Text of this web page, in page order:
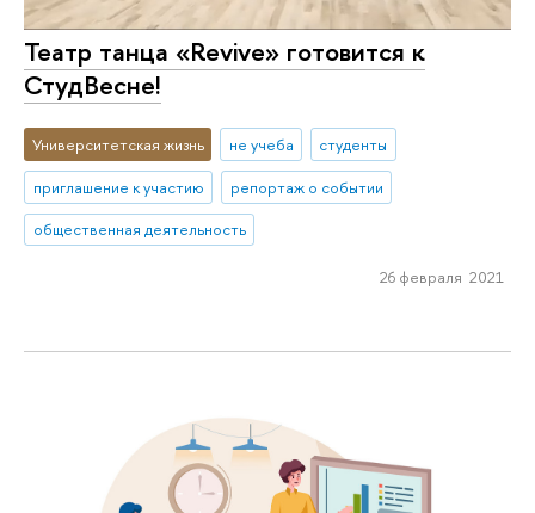
Театр танца «Revive» готовится к
СтудВесне!
Университетская жизнь не учеба
студенты
приглашение к участию
репортаж о событии
общественная деятельность
26 февраля 2021